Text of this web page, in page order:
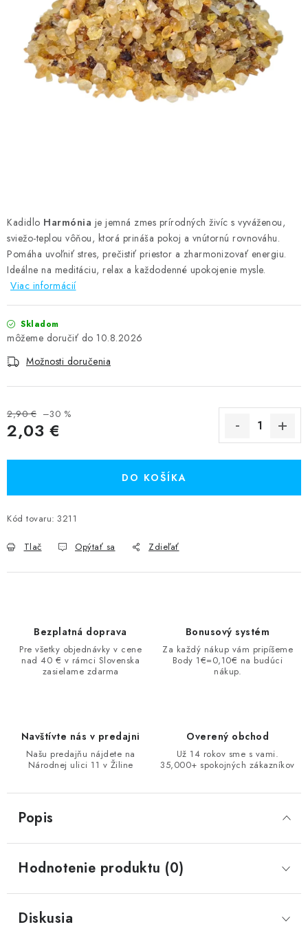
MANDALY
PODĽA OBLASTÍ
Recenzie zákazníkov
Kadidlo Harmónia je jemná zmes prírodných živíc s vyváženou,
sviežo-teplou vôňou, ktorá prináša pokoj a vnútornú rovnováhu.
Pomáha uvoľniť stres, prečistiť priestor a zharmonizovať energiu.
Ideálne na meditáciu, relax a každodenné upokojenie mysle.
Viac informácií
Skladom
10.8.2026
Možnosti doručenia
2,90 € –30 %
2,03 €
DO KOŠÍKA
Kód tovaru: 3211
Tlač Opýtať sa Zdieľať
Bezplatná doprava
Pre všetky objednávky v cene
nad 40 € v rámci Slovenska
zasielame zdarma
Bonusový systém
Za každý nákup vám pripíšeme
Body 1€=0,10€ na budúci
nákup.
Navštívte nás v predajni
Našu predajňu nájdete na
Národnej ulici 11 v Žiline
Overený obchod
Už 14 rokov sme s vami.
35,000+ spokojných zákazníkov
Popis
Hodnotenie produktu (0)
Diskusia